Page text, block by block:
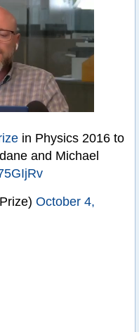
in Physics 2016 to
and Michael
October 4,